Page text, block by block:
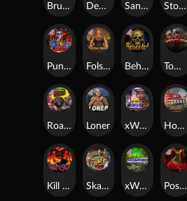
Kill Em All
Dead, Dead, or Deader
Home of the Brave
Tombstone Slaughter
Skate or Die
Stockholm Syndrome
Punk Rocker 2 Beheaded
Brute Force: Alien Onslaught
Loner
Folsom Prison
Roadkill xWays Hoarder 2
San Quentin xWays
Possessed
xWays Hoarder xSplit